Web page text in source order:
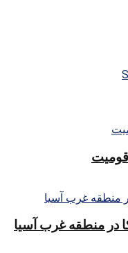
قومیت
در منطقه غرب آسیا